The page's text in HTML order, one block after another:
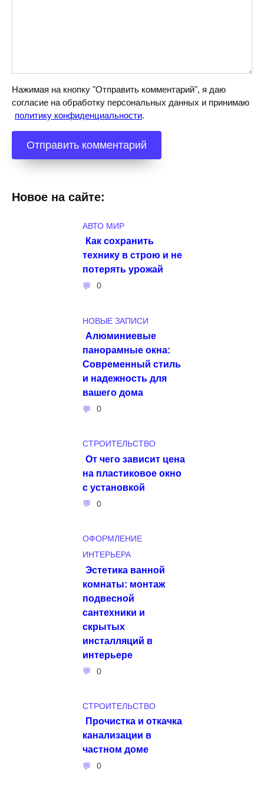
Нажимая на кнопку "Отправить комментарий", я даю
согласие на обработку персональных данных и принимаю
политику конфиденциальности.
Новое на сайте:
АВТО МИР
Как сохранить
технику в строю и не
потерять урожай
0
НОВЫЕ ЗАПИСИ
Алюминиевые
панорамные окна:
Современный стиль
и надежность для
вашего дома
0
СТРОИТЕЛЬСТВО
От чего зависит цена
на пластиковое окно
с установкой
0
ОФОРМЛЕНИЕ
ИНТЕРЬЕРА
Эстетика ванной
комнаты: монтаж
подвесной
сантехники и
скрытых
инсталляций в
интерьере
0
СТРОИТЕЛЬСТВО
Прочистка и откачка
канализации в
частном доме
0